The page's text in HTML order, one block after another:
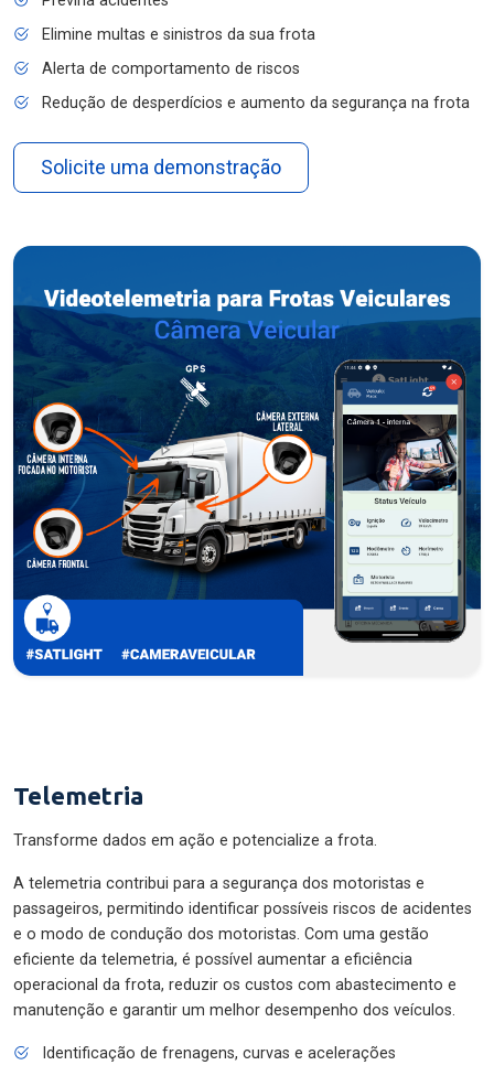
Elimine multas e sinistros da sua frota
Alerta de comportamento de riscos
Redução de desperdícios e aumento da segurança na frota
Solicite uma demonstração
Telemetria
Transforme dados em ação e potencialize a frota.
A telemetria contribui para a segurança dos motoristas e
passageiros, permitindo identificar possíveis riscos de acidentes
e o modo de condução dos motoristas. Com uma gestão
eficiente da telemetria, é possível aumentar a eficiência
operacional da frota, reduzir os custos com abastecimento e
manutenção e garantir um melhor desempenho dos veículos.
Identificação de frenagens, curvas e acelerações